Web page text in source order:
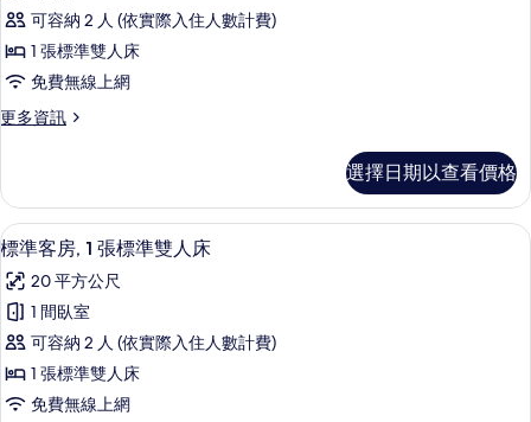
洋
房,
海
的
有
相
片
可容納 2 人 (依實際入住人數計費)
1 張標準雙人床
免費無線上網
更多資訊
更
洋
房,
海
的
詳
情
選擇日期以查看價格
顯
示
標
準
客
房,
標準客房, 1 張標準雙人床 | 迷你吧、
9
標準客房, 1 張標準雙人床
20 平方公尺
1 間臥室
可容納 2 人 (依實際入住人數計費)
1 張標準雙人床
免費無線上網